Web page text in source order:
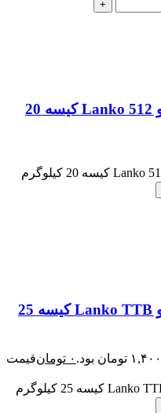
+
چسب کاشی پودری سفید لانکو Lanko 512 کیسه 20
چسب کاشی پودری سفید لانکو Lanko 512 کیسه 20 کیلوگرم
چسب کاشی پودری سفید لانکو Lanko TTB کیسه 25
۰ تومانقیمت
چسب کاشی پودری سفید لانکو Lanko TTB کیسه 25 کیلوگرم